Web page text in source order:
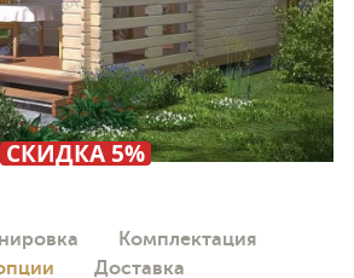
СКИДКА 5%
Комплектация
Доставка